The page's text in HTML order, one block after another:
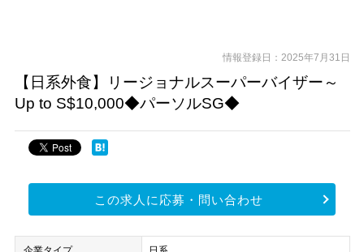
情報登録日：2025年7月31日
【日系外食】リージョナルスーパーバイザー～
Up to S$10,000◆パーソルSG◆
この求人に応募・問い合わせ